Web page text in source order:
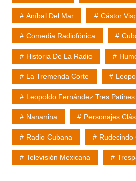
Aníbal Del Mar Cástor
Comedia Radiofónica
Historia De La Radio
La Tremenda Corte
Leopoldo Fernández Tres Patines
Nananina Personajes
Radio Cubana Rudecindo
Televisión Mexicana